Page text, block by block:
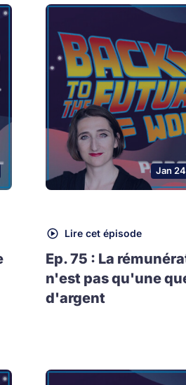
Jan
Lire cet épisode
Ep. 75 : La
n'est pas qu'une
d'argent